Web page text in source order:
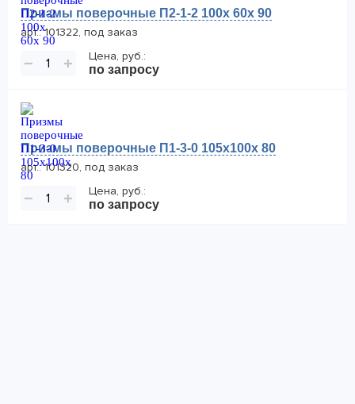
Призмы поверочные П2-1-2 100x 60x 90
арт.: 101322, под заказ
− +
Цена, руб.:
по запросу
Призмы поверочные П1-3-0 105x100x 80
арт.: 101320, под заказ
− +
Цена, руб.:
по запросу